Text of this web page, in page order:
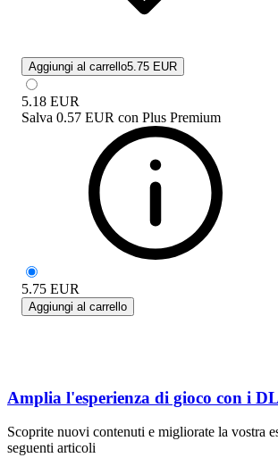
Aggiungi al carrello5.75 EUR
5.18 EUR
Salva 0.57 EUR con Plus Premium
5.75 EUR
Aggiungi al carrello
Amplia l'esperienza di gioco con i
Scoprite nuovi contenuti e migliorate la vostra
seguenti articoli